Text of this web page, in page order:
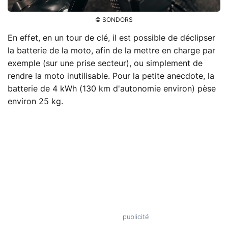
© SONDORS
En effet, en un tour de clé, il est possible de déclipser
la batterie de la moto, afin de la mettre en charge par
exemple (sur une prise secteur), ou simplement de
rendre la moto inutilisable. Pour la petite anecdote, la
batterie de 4 kWh (130 km d'autonomie environ) pèse
environ 25 kg.